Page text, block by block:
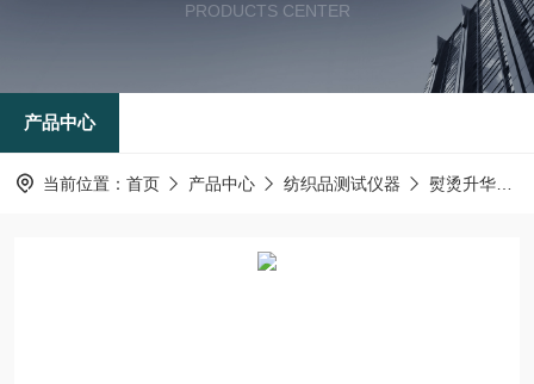
PRODUCTS CENTER
产品中心
当前位置： 首页 产品中心 纺织品测试仪器 熨烫升华色牢度测试仪